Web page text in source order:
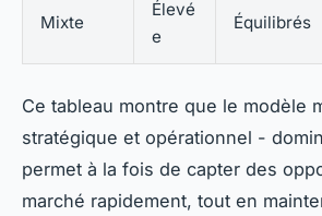
Mixte
Élevé
e
Équilibrés
Ce tableau montre que le modèle
stratégique et opérationnel -
permet à la fois de capter des
marché rapidement, tout en